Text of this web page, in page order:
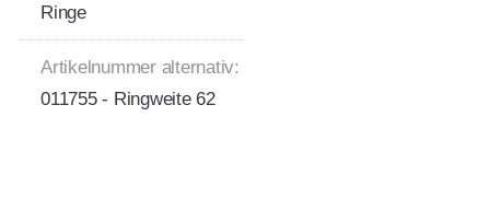
Ringe
Artikelnummer alternativ:
011755 - Ringweite 62